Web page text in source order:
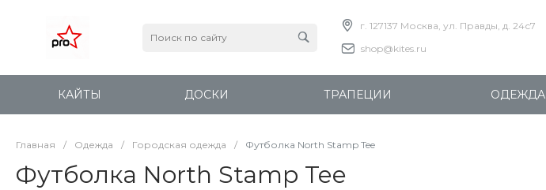
г. 127137 Москва, ул. Правды, д. 24с7
shop@kites.ru
КАЙТЫ ДОСКИ ТРАПЕЦИИ ОДЕЖДА
Главная / Одежда / Городская одежда / Футболка North Stamp Tee
Футболка North Stamp Tee